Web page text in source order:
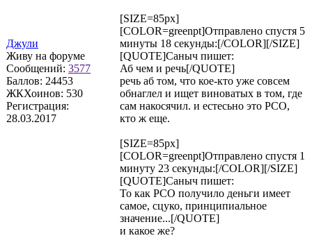
Джули
Живу на форуме
Сообщений: 3577
Баллов: 24453
ЖКХоинов: 530
Регистрация:
28.03.2017
[SIZE=85px]
[COLOR=greenpt]Отправлено спустя 5
минуты 18 секунды:[/COLOR][/SIZE]
[QUOTE]Саныч пишет:
Аб чем и речь[/QUOTE]
речь аб том, что кое-кто уже совсем
обнаглел и ищет виноватых в том, где
сам накосячил. и естесьно это РСО,
кто ж еще.
[SIZE=85px]
[COLOR=greenpt]Отправлено спустя 1
минуту 23 секунды:[/COLOR][/SIZE]
[QUOTE]Саныч пишет:
То как РСО получило деньги имеет
самое, сцуко, принципиальное
значение...[/QUOTE]
и какое же?